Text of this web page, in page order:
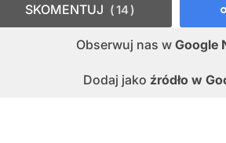
Obserwuj nas w Google
Dodaj jako źródło w
SKOMENTUJ 14